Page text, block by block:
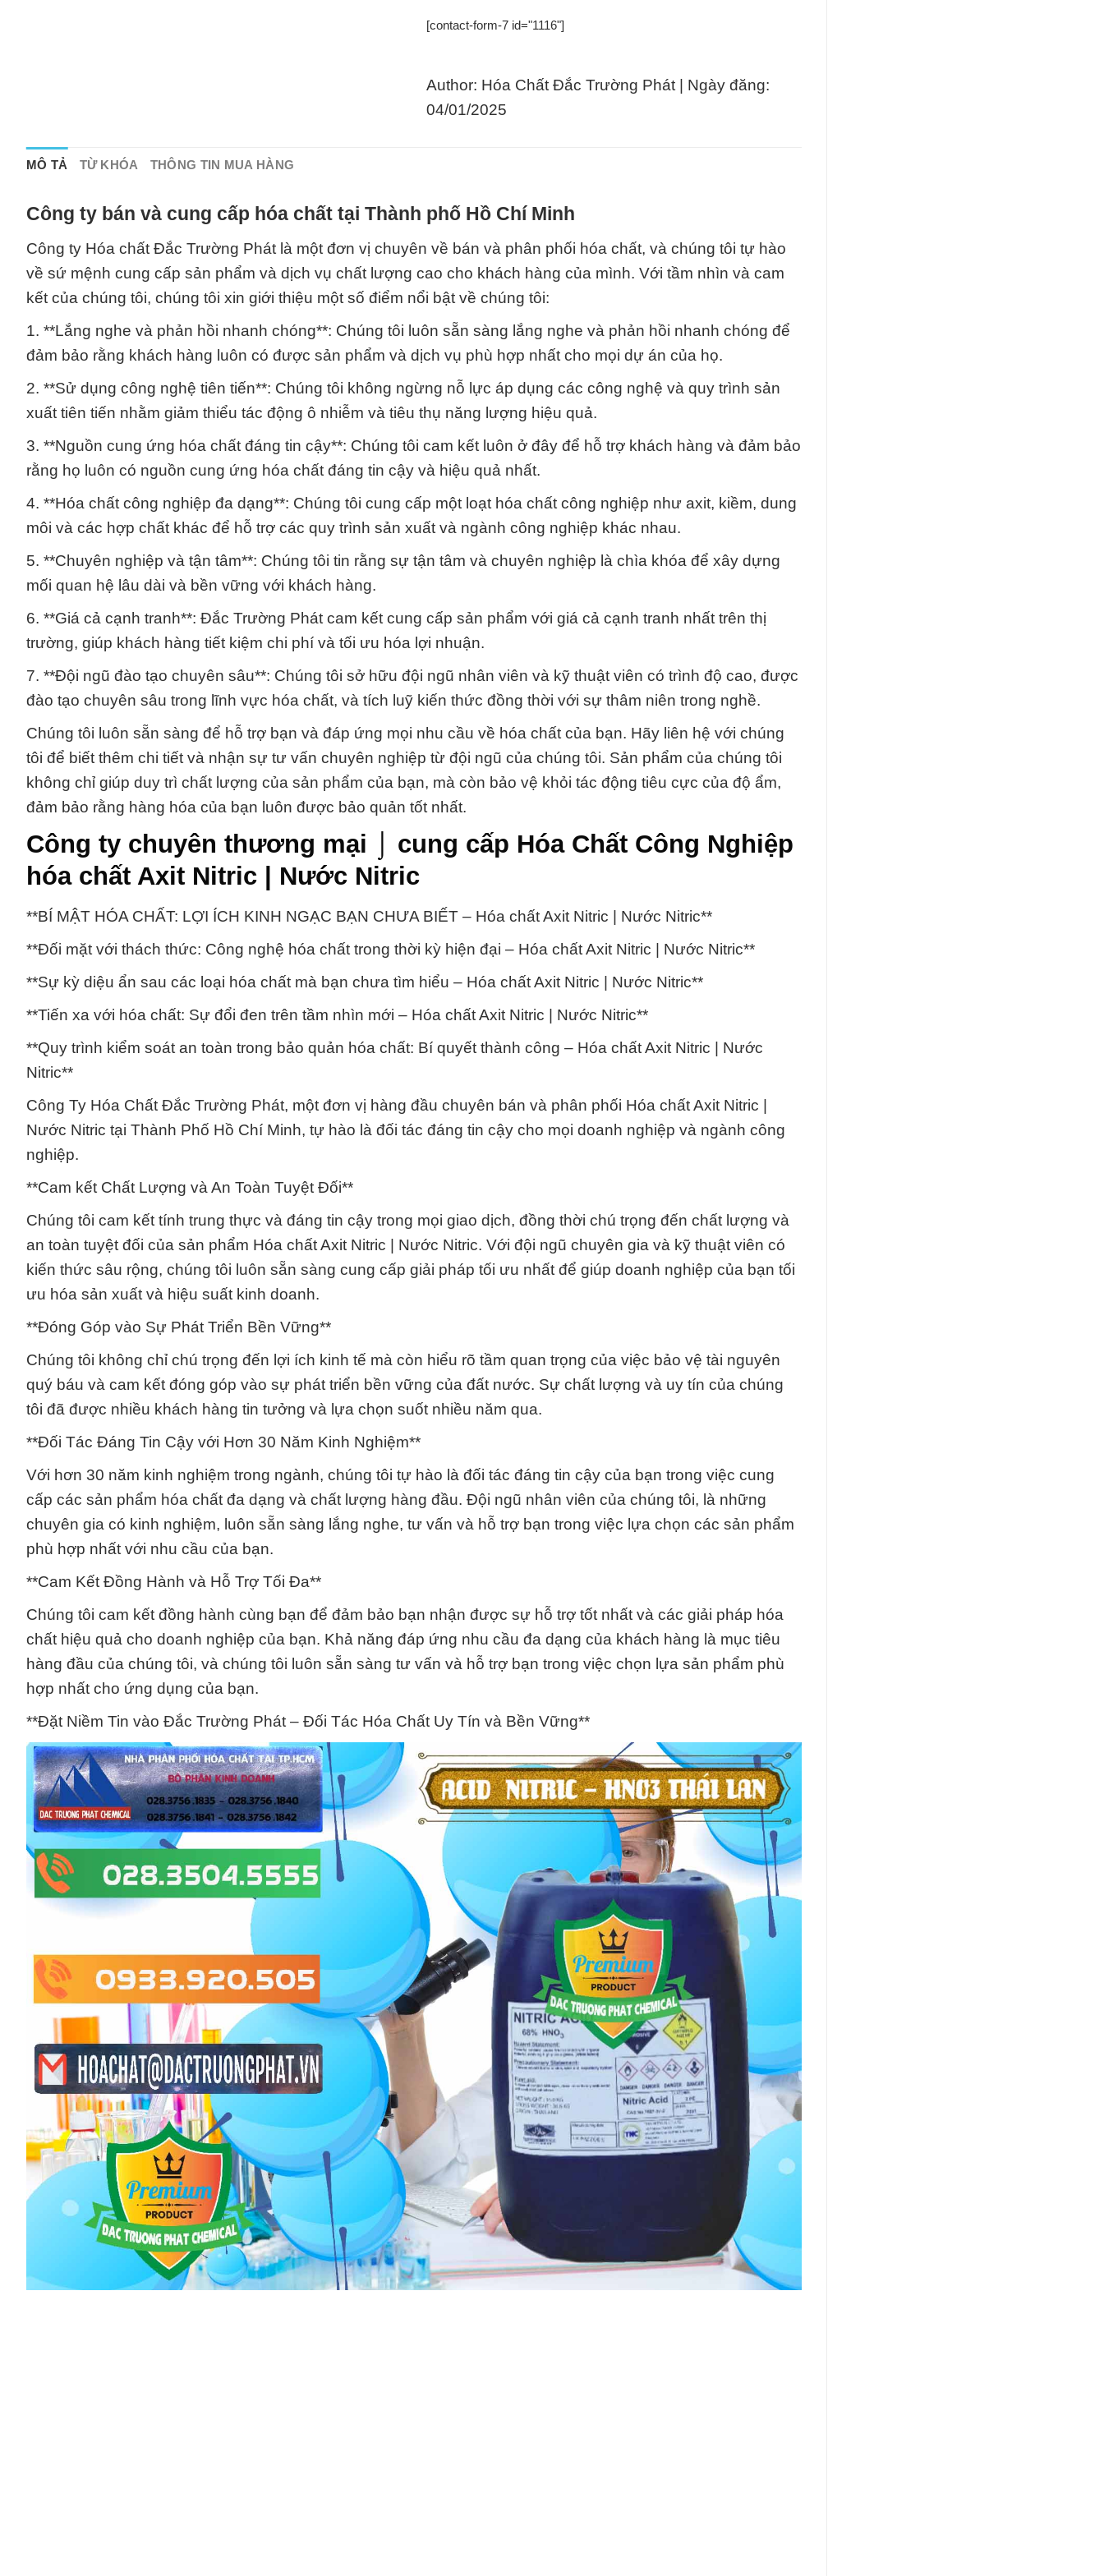
[contact-form-7 id="1116"]
Author: Hóa Chất Đắc Trường Phát | Ngày đăng:
04/01/2025
MÔ TẢ TỪ KHÓA THÔNG TIN MUA HÀNG
Công ty bán và cung cấp hóa chất tại Thành phố Hồ Chí Minh
Công ty Hóa chất Đắc Trường Phát là một đơn vị chuyên về bán và phân phối hóa chất, và chúng tôi tự hào
về sứ mệnh cung cấp sản phẩm và dịch vụ chất lượng cao cho khách hàng của mình. Với tầm nhìn và cam
kết của chúng tôi, chúng tôi xin giới thiệu một số điểm nổi bật về chúng tôi:
1. **Lắng nghe và phản hồi nhanh chóng**: Chúng tôi luôn sẵn sàng lắng nghe và phản hồi nhanh chóng để
đảm bảo rằng khách hàng luôn có được sản phẩm và dịch vụ phù hợp nhất cho mọi dự án của họ.
2. **Sử dụng công nghệ tiên tiến**: Chúng tôi không ngừng nỗ lực áp dụng các công nghệ và quy trình sản
xuất tiên tiến nhằm giảm thiểu tác động ô nhiễm và tiêu thụ năng lượng hiệu quả.
3. **Nguồn cung ứng hóa chất đáng tin cậy**: Chúng tôi cam kết luôn ở đây để hỗ trợ khách hàng và đảm bảo
rằng họ luôn có nguồn cung ứng hóa chất đáng tin cậy và hiệu quả nhất.
4. **Hóa chất công nghiệp đa dạng**: Chúng tôi cung cấp một loạt hóa chất công nghiệp như axit, kiềm, dung
môi và các hợp chất khác để hỗ trợ các quy trình sản xuất và ngành công nghiệp khác nhau.
5. **Chuyên nghiệp và tận tâm**: Chúng tôi tin rằng sự tận tâm và chuyên nghiệp là chìa khóa để xây dựng
mối quan hệ lâu dài và bền vững với khách hàng.
6. **Giá cả cạnh tranh**: Đắc Trường Phát cam kết cung cấp sản phẩm với giá cả cạnh tranh nhất trên thị
trường, giúp khách hàng tiết kiệm chi phí và tối ưu hóa lợi nhuận.
7. **Đội ngũ đào tạo chuyên sâu**: Chúng tôi sở hữu đội ngũ nhân viên và kỹ thuật viên có trình độ cao, được
đào tạo chuyên sâu trong lĩnh vực hóa chất, và tích luỹ kiến thức đồng thời với sự thâm niên trong nghề.
Chúng tôi luôn sẵn sàng để hỗ trợ bạn và đáp ứng mọi nhu cầu về hóa chất của bạn. Hãy liên hệ với chúng
tôi để biết thêm chi tiết và nhận sự tư vấn chuyên nghiệp từ đội ngũ của chúng tôi. Sản phẩm của chúng tôi
không chỉ giúp duy trì chất lượng của sản phẩm của bạn, mà còn bảo vệ khỏi tác động tiêu cực của độ ẩm,
đảm bảo rằng hàng hóa của bạn luôn được bảo quản tốt nhất.
Công ty chuyên thương mại ⌡ cung cấp Hóa Chất Công Nghiệp
hóa chất Axit Nitric | Nước Nitric
**BÍ MẬT HÓA CHẤT: LỢI ÍCH KINH NGẠC BẠN CHƯA BIẾT – Hóa chất Axit Nitric | Nước Nitric**
**Đối mặt với thách thức: Công nghệ hóa chất trong thời kỳ hiện đại – Hóa chất Axit Nitric | Nước Nitric**
**Sự kỳ diệu ẩn sau các loại hóa chất mà bạn chưa tìm hiểu – Hóa chất Axit Nitric | Nước Nitric**
**Tiến xa với hóa chất: Sự đổi đen trên tầm nhìn mới – Hóa chất Axit Nitric | Nước Nitric**
**Quy trình kiểm soát an toàn trong bảo quản hóa chất: Bí quyết thành công – Hóa chất Axit Nitric | Nước
Nitric**
Công Ty Hóa Chất Đắc Trường Phát, một đơn vị hàng đầu chuyên bán và phân phối Hóa chất Axit Nitric |
Nước Nitric tại Thành Phố Hồ Chí Minh, tự hào là đối tác đáng tin cậy cho mọi doanh nghiệp và ngành công
nghiệp.
**Cam kết Chất Lượng và An Toàn Tuyệt Đối**
Chúng tôi cam kết tính trung thực và đáng tin cậy trong mọi giao dịch, đồng thời chú trọng đến chất lượng và
an toàn tuyệt đối của sản phẩm Hóa chất Axit Nitric | Nước Nitric. Với đội ngũ chuyên gia và kỹ thuật viên có
kiến thức sâu rộng, chúng tôi luôn sẵn sàng cung cấp giải pháp tối ưu nhất để giúp doanh nghiệp của bạn tối
ưu hóa sản xuất và hiệu suất kinh doanh.
**Đóng Góp vào Sự Phát Triển Bền Vững**
Chúng tôi không chỉ chú trọng đến lợi ích kinh tế mà còn hiểu rõ tầm quan trọng của việc bảo vệ tài nguyên
quý báu và cam kết đóng góp vào sự phát triển bền vững của đất nước. Sự chất lượng và uy tín của chúng
tôi đã được nhiều khách hàng tin tưởng và lựa chọn suốt nhiều năm qua.
**Đối Tác Đáng Tin Cậy với Hơn 30 Năm Kinh Nghiệm**
Với hơn 30 năm kinh nghiệm trong ngành, chúng tôi tự hào là đối tác đáng tin cậy của bạn trong việc cung
cấp các sản phẩm hóa chất đa dạng và chất lượng hàng đầu. Đội ngũ nhân viên của chúng tôi, là những
chuyên gia có kinh nghiệm, luôn sẵn sàng lắng nghe, tư vấn và hỗ trợ bạn trong việc lựa chọn các sản phẩm
phù hợp nhất với nhu cầu của bạn.
**Cam Kết Đồng Hành và Hỗ Trợ Tối Đa**
Chúng tôi cam kết đồng hành cùng bạn để đảm bảo bạn nhận được sự hỗ trợ tốt nhất và các giải pháp hóa
chất hiệu quả cho doanh nghiệp của bạn. Khả năng đáp ứng nhu cầu đa dạng của khách hàng là mục tiêu
hàng đầu của chúng tôi, và chúng tôi luôn sẵn sàng tư vấn và hỗ trợ bạn trong việc chọn lựa sản phẩm phù
hợp nhất cho ứng dụng của bạn.
**Đặt Niềm Tin vào Đắc Trường Phát – Đối Tác Hóa Chất Uy Tín và Bền Vững**